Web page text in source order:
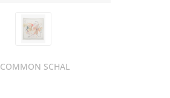
COMMON SCHAL